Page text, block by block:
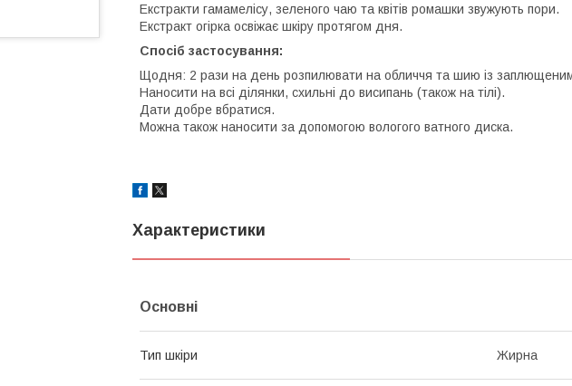
Екстракти гамамелісу, зеленого чаю та квітів ромашки звужують пори.
Екстракт огірка освіжає шкіру протягом дня.
Спосіб застосування:
Щодня: 2 рази на день розпилювати на обличчя та шию із
Наносити на всі ділянки, схильні до висипань (також на тілі).
Дати добре вбратися.
Можна також наносити за допомогою вологого ватного диска.
Характеристики
Основні
Тип шкіри Жирна